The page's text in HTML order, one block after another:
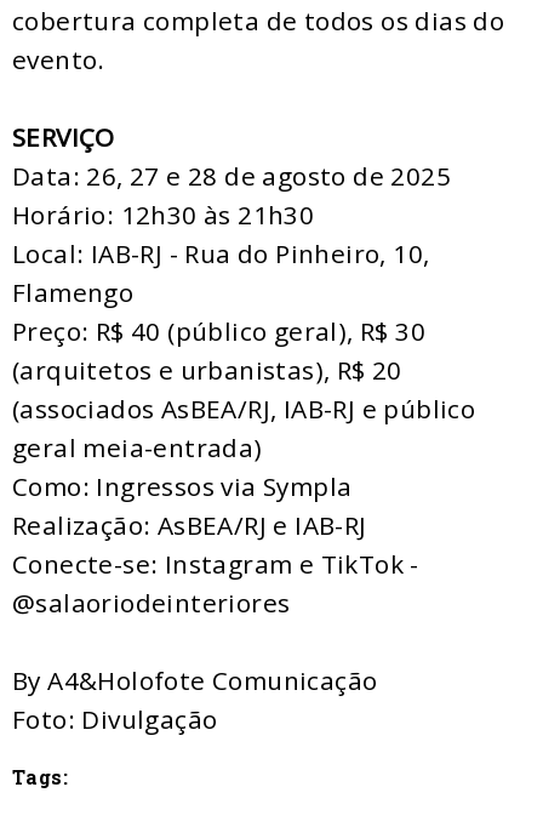
cobertura completa de todos os dias do
evento.
SERVIÇO
Data: 26, 27 e 28 de agosto de 2025
Horário: 12h30 às 21h30
Local: IAB-RJ - Rua do Pinheiro, 10,
Flamengo
Preço: R$ 40 (público geral), R$ 30
(arquitetos e urbanistas), R$ 20
(associados AsBEA/RJ, IAB-RJ e público
geral meia-entrada)
Como: Ingressos via Sympla
Realização: AsBEA/RJ e IAB-RJ
Conecte-se: Instagram e TikTok -
@salaoriodeinteriores
By A4&Holofote Comunicação
Foto: Divulgação
Tags: